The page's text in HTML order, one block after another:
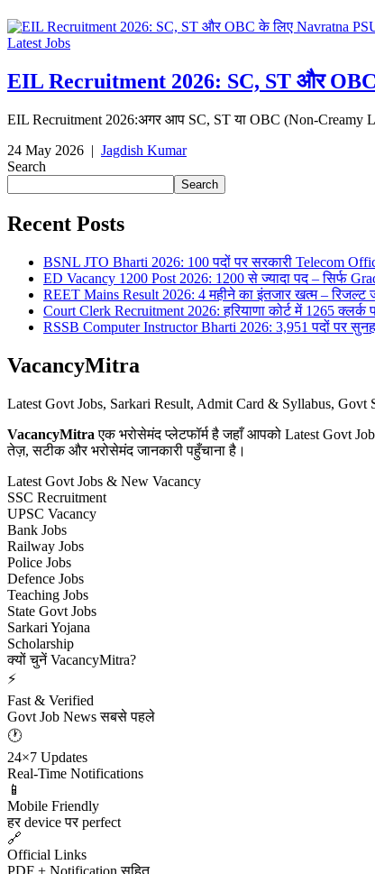
Latest Jobs
EIL Recruitment 2026: SC, ST और OBC
EIL Recruitment 2026:अगर आप SC, ST या OBC (Non-Creamy
24 May 2026 | Jagdish Kumar
Search
Search
Recent Posts
BSNL JTO Bharti 2026: 100 पदों पर सरकारी Telecom
ED Vacancy 1200 Post 2026: 1200 से ज्यादा पद – सिर्फ
REET Mains Result 2026: 4 महीने का इंतजार खत्म – रिजल्ट
Court Clerk Recruitment 2026: हरियाणा कोर्ट में 1265 क्लर्क
RSSB Computer Instructor Bharti 2026: 3,951 पदों पर
VacancyMitra
Latest Govt Jobs, Sarkari Result, Admit Card & Syllabus,
VacancyMitra एक भरोसेमंद प्लेटफॉर्म है जहाँ आपको Latest Govt
तेज़, सटीक और भरोसेमंद जानकारी पहुँचाना है।
Latest Govt Jobs & New Vacancy
SSC Recruitment
UPSC Vacancy
Bank Jobs
Railway Jobs
Police Jobs
Defence Jobs
Teaching Jobs
State Govt Jobs
Sarkari Yojana
Scholarship
क्यों चुनें VacancyMitra?
⚡
Fast & Verified
Govt Job News सबसे पहले
🕐
24×7 Updates
Real-Time Notifications
📱
Mobile Friendly
हर device पर perfect
🔗
Official Links
PDF + Notification सहित